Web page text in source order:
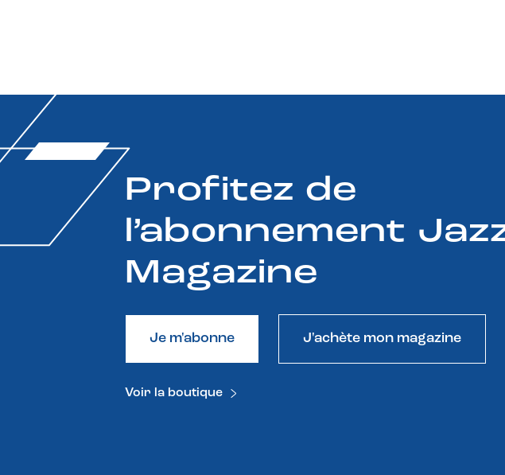
Profitez de
l’abonnement
Magazine
Je m'abonne J'achète mon magazine
Voir la boutique